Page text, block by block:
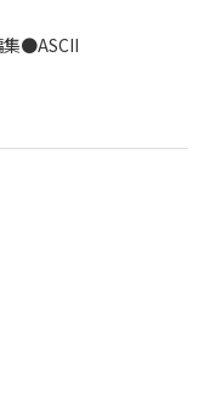
●ASCII